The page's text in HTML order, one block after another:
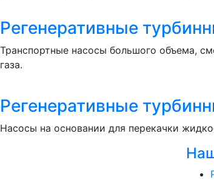
Регенеративные
Транспортные насосы большого объема,
газа.
Регенеративные
Насосы на основании для перекачки